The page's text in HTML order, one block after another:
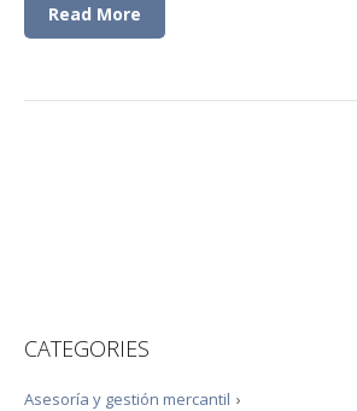
Read More
CATEGORIES
›
Asesoría y gestión mercantil